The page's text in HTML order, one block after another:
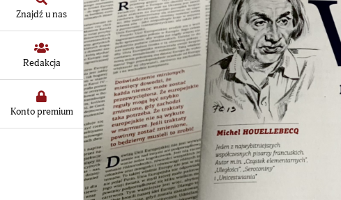
Znajdź u nas
Redakcja
Konto premium